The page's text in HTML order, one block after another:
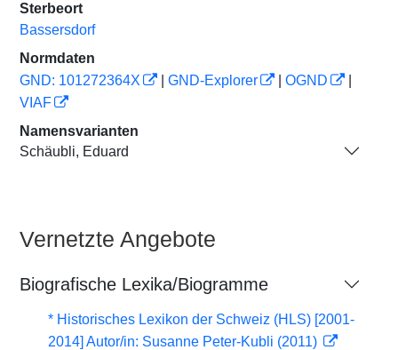
Sterbeort
Bassersdorf
Normdaten
GND: 101272364X
GND-Explorer OGND
VIAF
Namensvarianten
Schäubli, Eduard
Vernetzte Angebote
Biografische Lexika/Biogramme
* Historisches Lexikon der Schweiz (HLS) [2001-
2014] Autor/in: Susanne Peter-Kubli (2011)